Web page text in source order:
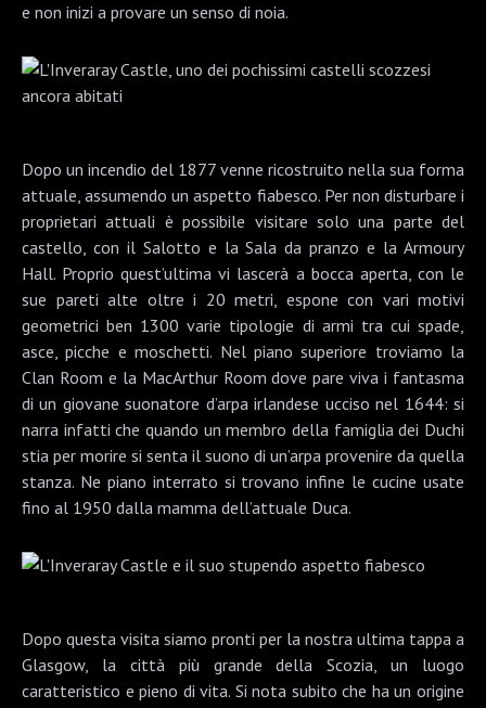
e non inizi a provare un senso di noia.
Dopo un incendio del 1877 venne ricostruito nella sua forma
attuale, assumendo un aspetto fiabesco. Per non disturbare i
proprietari attuali è possibile visitare solo una parte del
castello, con il Salotto e la Sala da pranzo e la Armoury
Hall. Proprio quest’ultima vi lascerà a bocca aperta, con le
sue pareti alte oltre i 20 metri, espone con vari motivi
geometrici ben 1300 varie tipologie di armi tra cui spade,
asce, picche e moschetti. Nel piano superiore troviamo la
Clan Room e la MacArthur Room dove pare viva i fantasma
di un giovane suonatore d’arpa irlandese ucciso nel 1644: si
narra infatti che quando un membro della famiglia dei Duchi
stia per morire si senta il suono di un’arpa provenire da quella
stanza. Ne piano interrato si trovano infine le cucine usate
fino al 1950 dalla mamma dell’attuale Duca.
Dopo questa visita siamo pronti per la nostra ultima tappa a
Glasgow, la città più grande della Scozia, un luogo
caratteristico e pieno di vita. Si nota subito che ha un origine